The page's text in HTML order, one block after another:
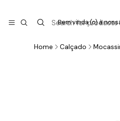
Bem vinda (o) à
Home Calçado